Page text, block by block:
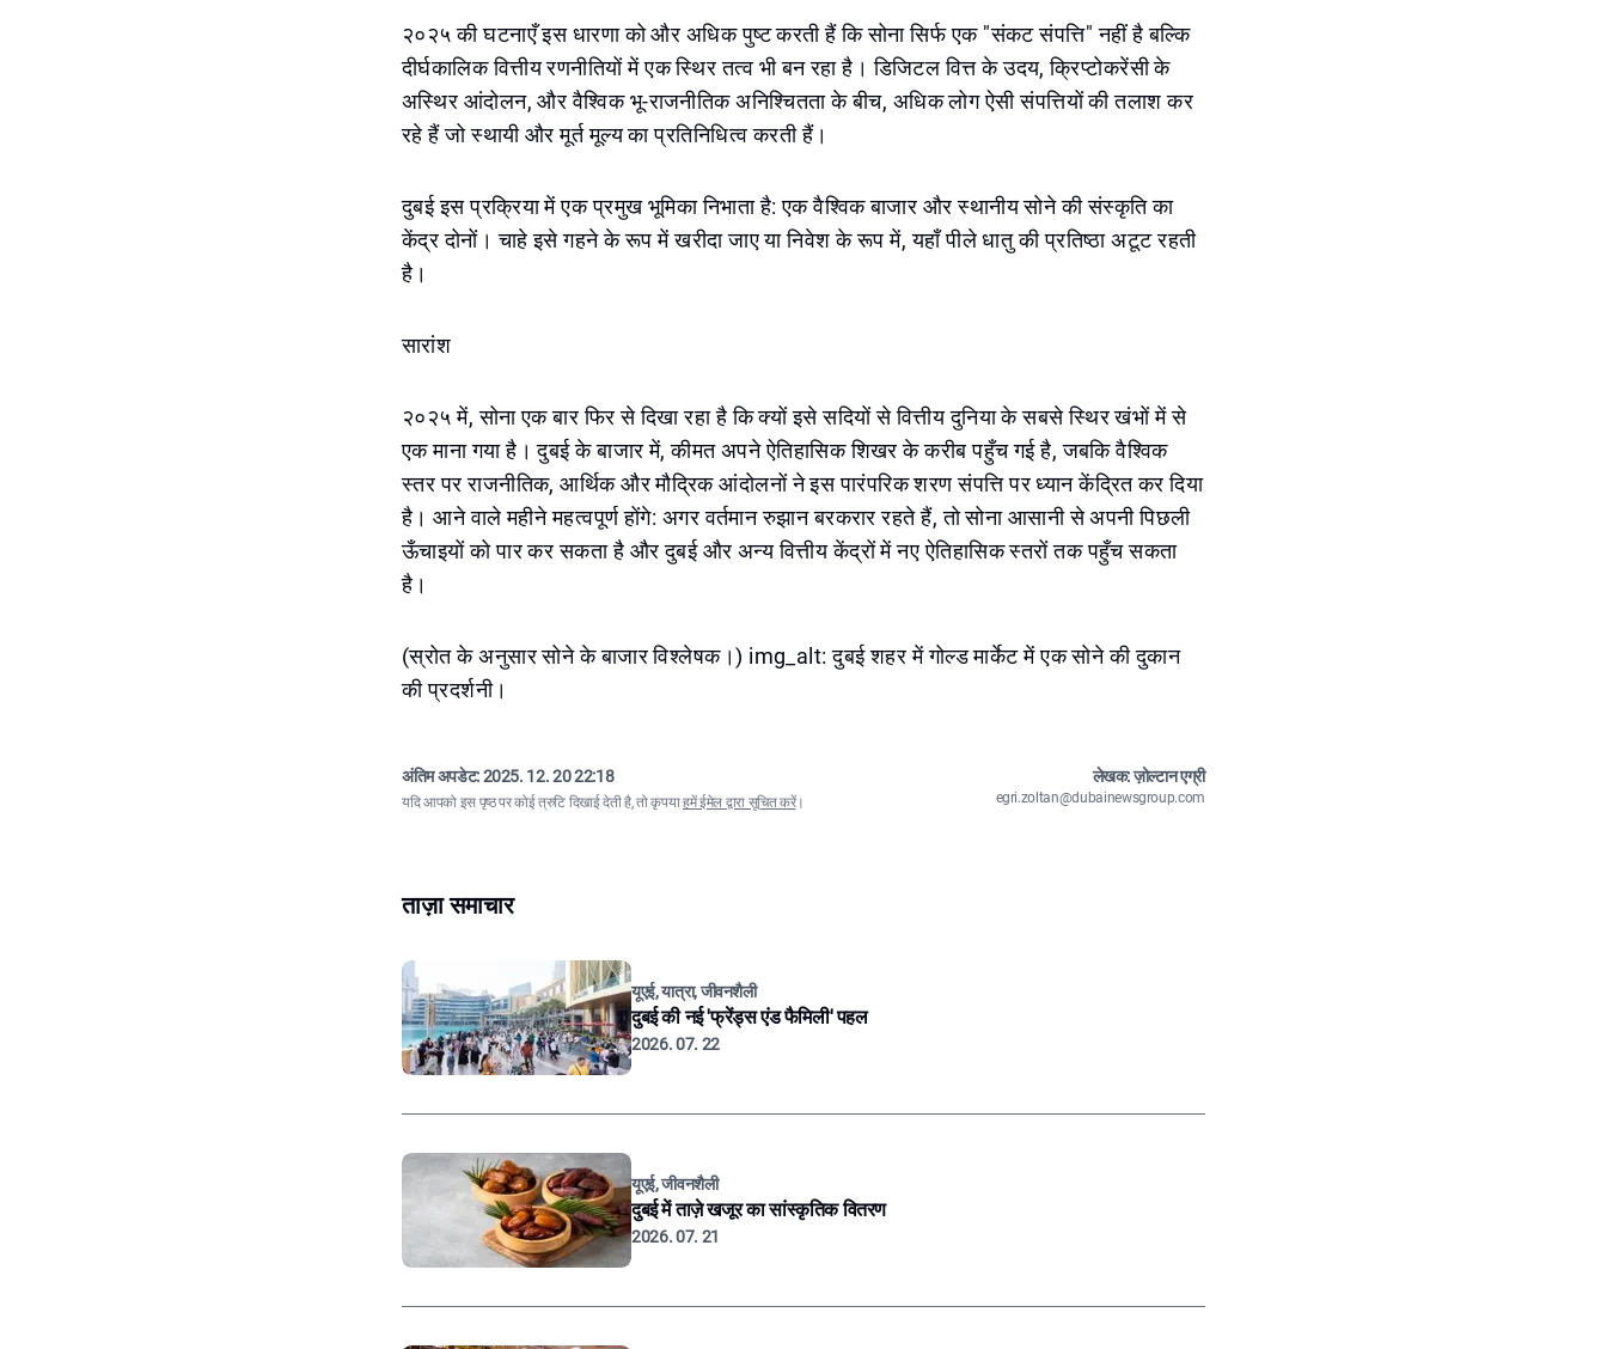
२०२५ की घटनाएँ इस धारणा को और अधिक पुष्ट करती हैं कि सोना सिर्फ एक "संकट संपत्ति" नहीं है बल्कि
दीर्घकालिक वित्तीय रणनीतियों में एक स्थिर तत्व भी बन रहा है। डिजिटल वित्त के उदय, क्रिप्टोकरेंसी के
अस्थिर आंदोलन, और वैश्विक भू-राजनीतिक अनिश्चितता के बीच, अधिक लोग ऐसी संपत्तियों की तलाश कर
रहे हैं जो स्थायी और मूर्त मूल्य का प्रतिनिधित्व करती हैं।
दुबई इस प्रक्रिया में एक प्रमुख भूमिका निभाता है: एक वैश्विक बाजार और स्थानीय सोने की संस्कृति का
केंद्र दोनों। चाहे इसे गहने के रूप में खरीदा जाए या निवेश के रूप में, यहाँ पीले धातु की प्रतिष्ठा अटूट रहती
है।
सारांश
२०२५ में, सोना एक बार फिर से दिखा रहा है कि क्यों इसे सदियों से वित्तीय दुनिया के सबसे स्थिर खंभों में से
एक माना गया है। दुबई के बाजार में, कीमत अपने ऐतिहासिक शिखर के करीब पहुँच गई है, जबकि वैश्विक
स्तर पर राजनीतिक, आर्थिक और मौद्रिक आंदोलनों ने इस पारंपरिक शरण संपत्ति पर ध्यान केंद्रित कर दिया
है। आने वाले महीने महत्वपूर्ण होंगे: अगर वर्तमान रुझान बरकरार रहते हैं, तो सोना आसानी से अपनी पिछली
ऊँचाइयों को पार कर सकता है और दुबई और अन्य वित्तीय केंद्रों में नए ऐतिहासिक स्तरों तक पहुँच सकता
है।
(स्रोत के अनुसार सोने के बाजार विश्लेषक।) img_alt: दुबई शहर में गोल्ड मार्केट में एक सोने की दुकान
की प्रदर्शनी।
अंतिम अपडेट:2025. 12. 20 22:18
यदि आपको इस पृष्ठ पर कोई त्रुटि दिखाई देती है, तो कृपयाहमें ईमेल द्वारा सूचित करें।
लेखक: ज़ोल्टान एग्री
egri.zoltan@dubainewsgroup.com
ताज़ा समाचार
यूएई, यात्रा, जीवनशैली
दुबई की नई 'फ्रेंड्स एंड फैमिली' पहल
2026. 07. 22
यूएई, जीवनशैली
दुबई में ताज़े खजूर का सांस्कृतिक वितरण
2026. 07. 21